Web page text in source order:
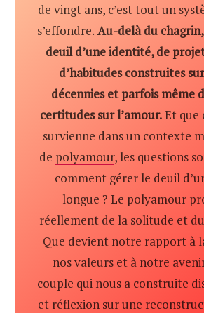
de vingt ans, c’est tout un
s’effondre. Au-delà du
deuil d’une identité, de
d’habitudes construites
décennies et parfois même
certitudes sur l’amour.Et que
survienne dans un contexte
de polyamour, les questions
comment gérer le deuil
longue ? Le polyamour
réellement de la solitude et
Que devient notre rapport à
nos valeurs et à notre
couple qui nous a construite
et réflexion sur une